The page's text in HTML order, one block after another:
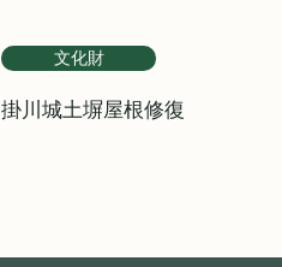
文化財
掛川城土塀屋根修復